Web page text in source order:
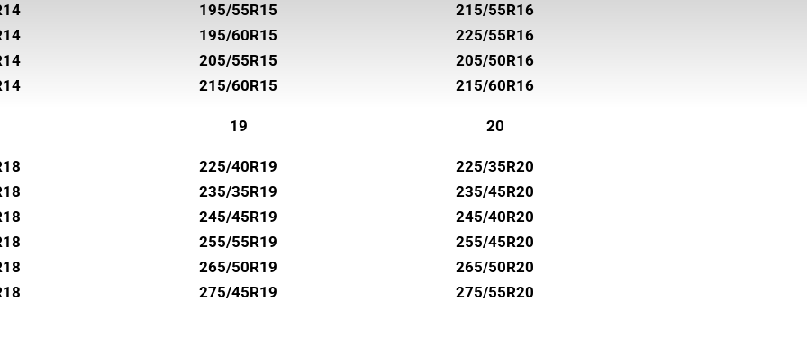
195/55R15
195/60R15
205/55R15
215/60R15
215/55R16
225/55R16
205/50R16
215/60R16
19
225/40R19
235/35R19
245/45R19
255/55R19
265/50R19
275/45R19
20
225/35R20
235/45R20
245/40R20
255/45R20
265/50R20
275/55R20